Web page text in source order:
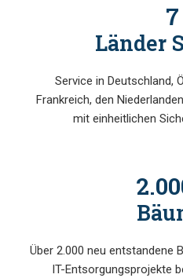
7
Länder
Service in Deutschland,
Frankreich, den
mit einheitlichen
Über 2.000 neu entstandene
IT-Entsorgungsprojekte